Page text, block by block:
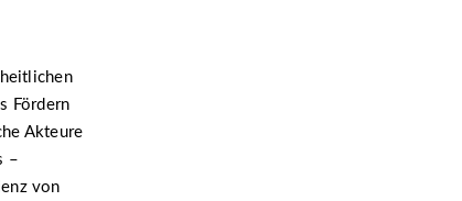
Fördern
Akteure
–
von